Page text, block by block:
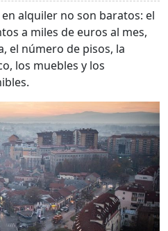
alquiler no son baratos: el
a miles de euros al mes,
el número de pisos, la
los muebles y los